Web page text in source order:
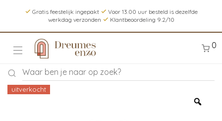
Gratis feestelijk ingepakt
Voor 13.00 uur besteld is dezelfde
werkdag verzonden
Klantbeoordeling 9.2/10
0
uitverkocht